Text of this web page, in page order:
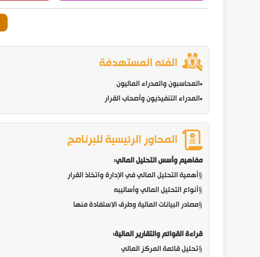
الفئه المستهدفة
•المحاسبون والمدراء الماليون
•المدراء التنفيذيون وأصحاب القرار
المحاور الرئيسية للبرنامج
مفاهيم وأسس التحليل المالي:
§أهمية التحليل المالي في الإدارة واتخاذ القرار
§أنواع التحليل المالي وأساليبه
§مصادر البيانات المالية وطرق الاستفادة منها
قراءة القوائم والتقارير المالية:
§تحليل قائمة المركز المالي